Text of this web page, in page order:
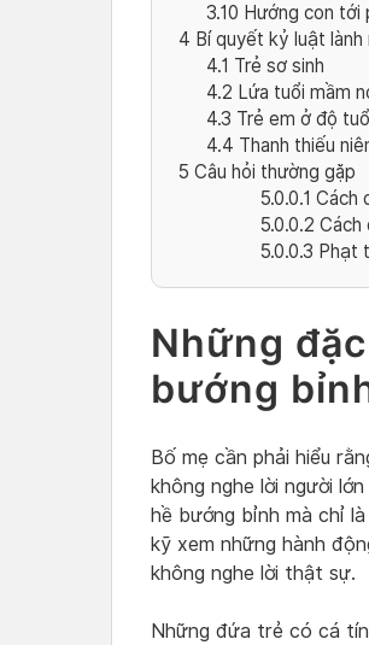
3.10 Hướng con tới
4 Bí quyết kỷ luật
4.1 Trẻ sơ sinh
4.2 Lứa tuổi mầm
4.3 Trẻ em ở độ
4.4 Thanh thiếu
5 Câu hỏi thường gặp
5.0.0.1 Cách
5.0.0.2 Cách
5.0.0.3 Phạt
Những
bướng
Bố mẹ cần phải hiểu
không nghe lời người
hề bướng bỉnh mà chỉ
kỹ xem những hành
không nghe lời thật sự.
Những đứa trẻ có cá